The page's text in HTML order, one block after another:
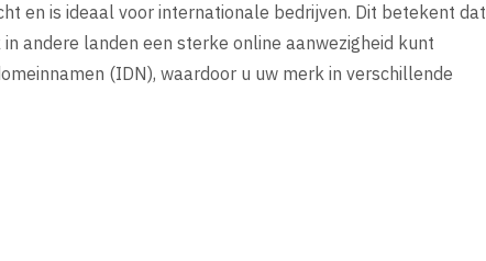
en is ideaal voor internationale bedrijven. Dit betekent dat
andere landen een sterke online aanwezigheid kunt
(IDN), waardoor u uw merk in verschillende